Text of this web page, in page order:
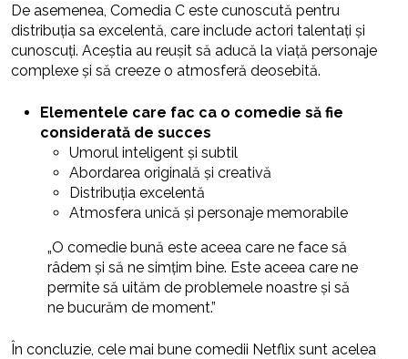
De asemenea, Comedia C este cunoscută pentru
distribuția sa excelentă, care include actori talentați și
cunoscuți. Aceștia au reușit să aducă la viață personaje
complexe și să creeze o atmosferă deosebită.
Elementele care fac ca o comedie să fie
considerată de succes
Umorul inteligent și subtil
Abordarea originală și creativă
Distribuția excelentă
Atmosfera unică și personaje memorabile
„O comedie bună este aceea care ne face să
râdem și să ne simțim bine. Este aceea care ne
permite să uităm de problemele noastre și să
ne bucurăm de moment.”
În concluzie, cele mai bune comedii Netflix sunt acelea